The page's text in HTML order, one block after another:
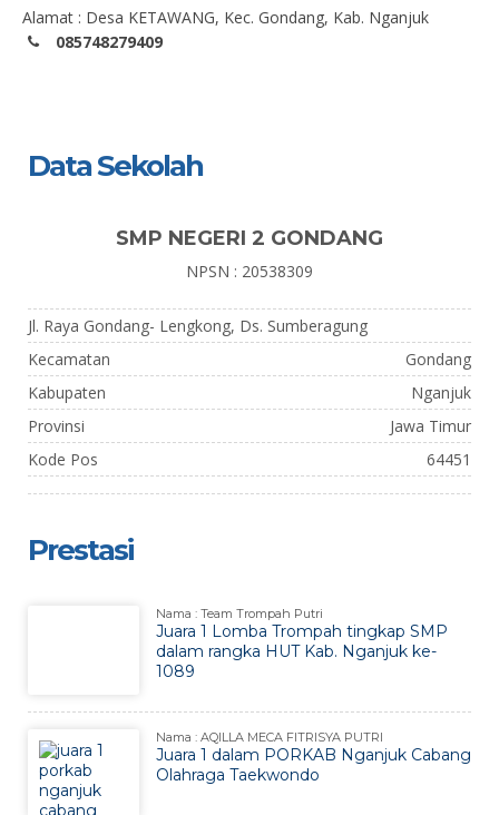
Alamat : Desa KETAWANG, Kec. Gondang, Kab. Nganjuk
085748279409
Data Sekolah
SMP NEGERI 2 GONDANG
NPSN : 20538309
Jl. Raya Gondang- Lengkong, Ds. Sumberagung
Kecamatan
Gondang
Kabupaten
Nganjuk
Provinsi
Jawa Timur
Kode Pos
64451
Prestasi
Nama : Team Trompah Putri
Juara 1 Lomba Trompah tingkap SMP
dalam rangka HUT Kab. Nganjuk ke-
1089
Nama : AQILLA MECA FITRISYA PUTRI
Juara 1 dalam PORKAB Nganjuk Cabang
Olahraga Taekwondo